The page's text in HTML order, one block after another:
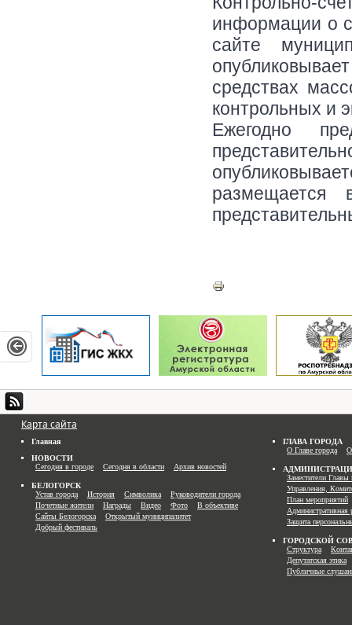
информации о
сайте
средствах
контрольных и
Ежегодно
размещается
Карта сайта
Главная
НОВОСТИ
Сегодня в городе
Сегодня в области Архив новостей
БЕЛОГОРСК
Устав города
История Символика
Руководители города
Почетные жители
Награды Видео Фото
В объективе
Сайты Белогорска
Открытый муниципалитет
Добрый фестиваль
ГЛАВА ГОРОДА
О Главе города
Заместители Главы
Управления,
План мероприятий
Административная
Защита
ГОРОДСКОЙ
Структура
Депутатская этика
Публичные